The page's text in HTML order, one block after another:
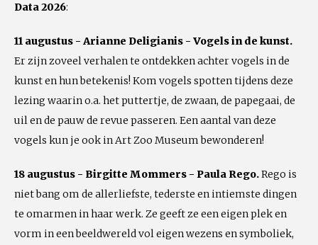
Data 2026:
11 augustus - Arianne Deligianis - Vogels in de kunst.
Er zijn zoveel verhalen te ontdekken achter vogels in de
kunst en hun betekenis! Kom vogels spotten tijdens deze
lezing waarin o.a. het puttertje, de zwaan, de papegaai, de
uil en de pauw de revue passeren. Een aantal van deze
vogels kun je ook in Art Zoo Museum bewonderen!
18 augustus - Birgitte Mommers - Paula Rego.Rego is
niet bang om de allerliefste, tederste en intiemste dingen
te omarmen in haar werk. Ze geeft ze een eigen plek en
vorm in een beeldwereld vol eigen wezens en symboliek,